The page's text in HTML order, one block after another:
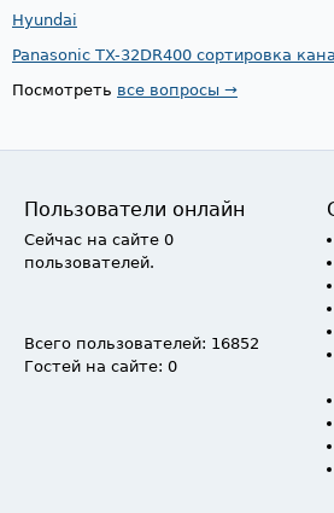
Hyundai
Panasonic TX-32DR400 сортировка
Посмотреть все вопросы →
Пользователи онлайн
Сейчас на сайте 0
пользователей.
Всего пользователей: 16852
Гостей на сайте: 0